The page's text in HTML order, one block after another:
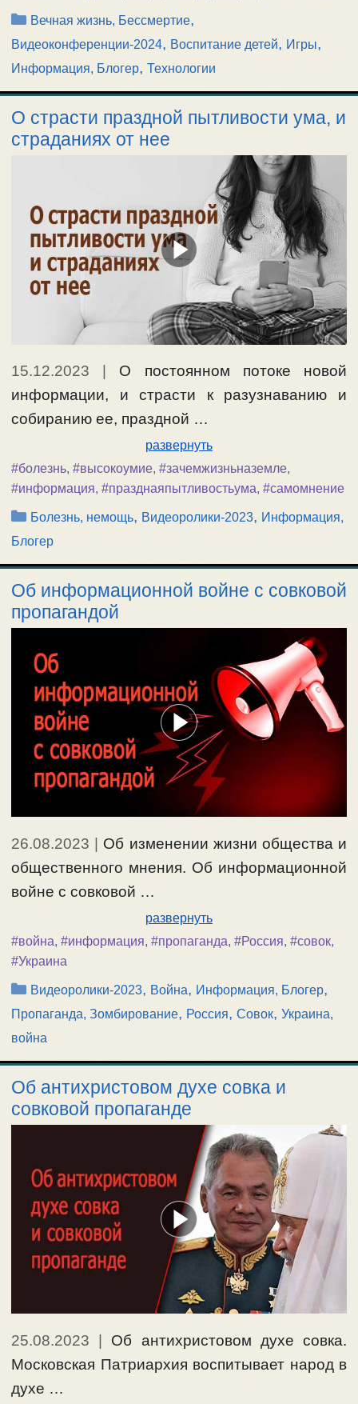
Рубрики
Вечная жизнь, Бессмертие,
Видеоконференции-2024, Воспитание детей, Игры,
Информация, Блогер, Технологии
О страсти праздной пытливости ума, и
страданиях от нее
15.12.2023
О постоянном потоке новой
информации, и страсти к разузнаванию и
собиранию ее, праздной …
развернуть
#болезнь, #высокоумие, #зачемжизньназемле,
#информация, #празднаяпытливостьума, #самомнение
Рубрики
Болезнь, немощь, Видеоролики-2023, Информация,
Блогер
Об информационной войне с совковой
пропагандой
26.08.2023
Об изменении жизни общества и
общественного мнения. Об информационной
войне с совковой …
развернуть
#война, #информация, #пропаганда, #Россия, #совок,
#Украина
Рубрики
Видеоролики-2023, Война, Информация, Блогер,
Пропаганда, Зомбирование, Россия, Совок, Украина,
война
Об антихристовом духе совка и
совковой пропаганде
25.08.2023 | Об антихристовом духе совка.
Московская Патриархия воспитывает народ в
духе …